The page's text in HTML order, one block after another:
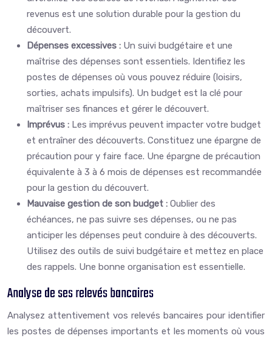
revenus est une solution durable pour la gestion du
découvert.
Dépenses excessives : Un suivi budgétaire et une
maîtrise des dépenses sont essentiels. Identifiez les
postes de dépenses où vous pouvez réduire (loisirs,
sorties, achats impulsifs). Un budget est la clé pour
maîtriser ses finances et gérer le découvert.
Imprévus : Les imprévus peuvent impacter votre budget
et entraîner des découverts. Constituez une épargne de
précaution pour y faire face. Une épargne de précaution
équivalente à 3 à 6 mois de dépenses est recommandée
pour la gestion du découvert.
Mauvaise gestion de son budget : Oublier des
échéances, ne pas suivre ses dépenses, ou ne pas
anticiper les dépenses peut conduire à des découverts.
Utilisez des outils de suivi budgétaire et mettez en place
des rappels. Une bonne organisation est essentielle.
Analyse de ses relevés bancaires
Analysez attentivement vos relevés bancaires pour identifier
les postes de dépenses importants et les moments où vous